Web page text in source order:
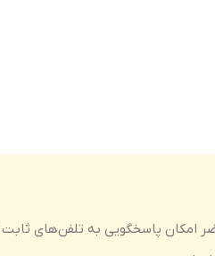
امکان پاسخگویی به تلفن‌های